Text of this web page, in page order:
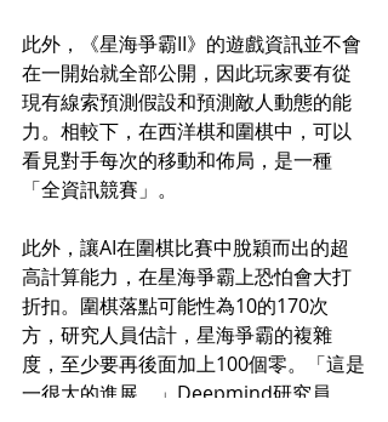
此外，《星海爭霸II》的遊戲資訊並不會
在一開始就全部公開，因此玩家要有從
現有線索預測假設和預測敵人動態的能
力。相較下，在西洋棋和圍棋中，可以
看見對手每次的移動和佈局，是一種
「全資訊競賽」。
此外，讓AI在圍棋比賽中脫穎而出的超
高計算能力，在星海爭霸上恐怕會大打
折扣。圍棋落點可能性為10的170次
方，研究人員估計，星海爭霸的複雜
度，至少要再後面加上100個零。「這是
一很大的進展。」Deepmind研究員